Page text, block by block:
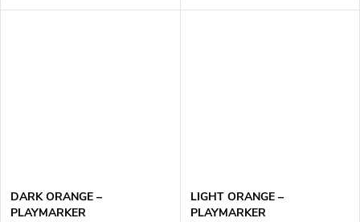
DARK ORANGE –
PLAYMARKER
LIGHT ORANGE –
PLAYMARKER